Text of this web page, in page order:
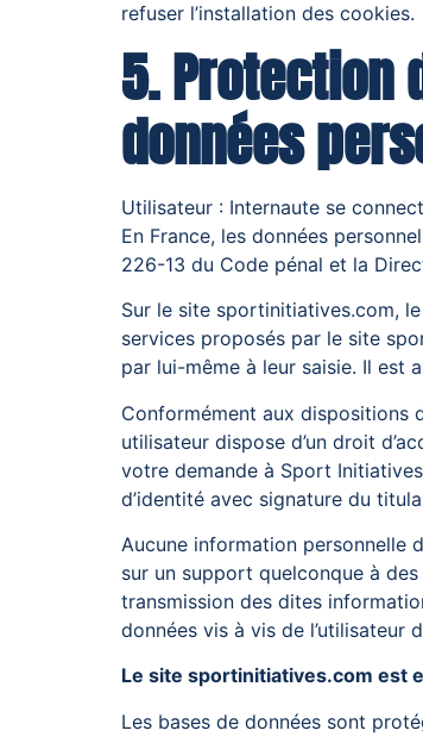
refuser l’installation des cookies.
5. Protection
données
Utilisateur : Internaute se
En France, les données
226-13 du Code pénal et la
Sur le site sportinitiatives.com,
services proposés par le site
par lui-même à leur saisie. Il est
Conformément aux dispositions
utilisateur dispose d’un droit
votre demande à Sport
d’identité avec signature du
Aucune information personnelle
sur un support quelconque à
transmission des dites
données vis à vis de l’utilisateur
Le site sportinitiatives.com est
Les bases de données sont